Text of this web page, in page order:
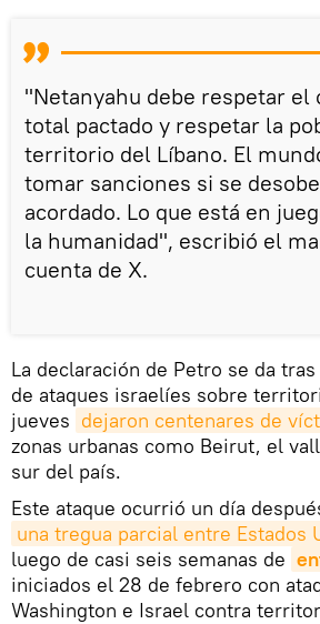
"Netanyahu debe respetar el
total pactado y respetar la
territorio del Líbano. El
tomar sanciones si se
acordado. Lo que está en
la humanidad", escribió el
cuenta de X.
La declaración de Petro se da
de ataques israelíes sobre
jueves dejaron centenares de
zonas urbanas como Beirut, el
sur del país.
Este ataque ocurrió un día
una tregua parcial entre Estados
luego de casi seis semanas de
iniciados el 28 de febrero con
Washington e Israel contra